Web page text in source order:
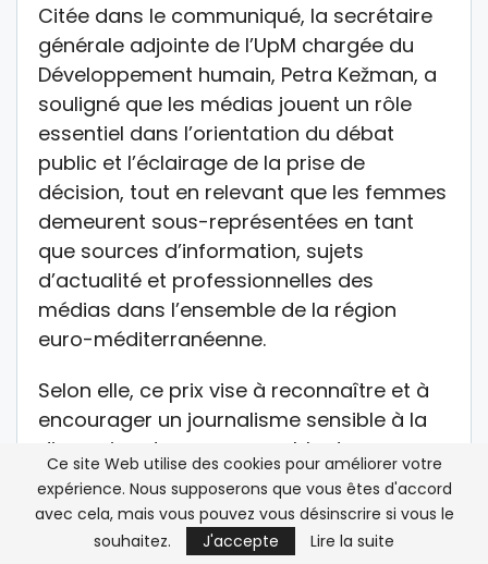
Citée dans le communiqué, la secrétaire
générale adjointe de l’UpM chargée du
Développement humain, Petra Kežman, a
souligné que les médias jouent un rôle
essentiel dans l’orientation du débat
public et l’éclairage de la prise de
décision, tout en relevant que les femmes
demeurent sous-représentées en tant
que sources d’information, sujets
d’actualité et professionnelles des
médias dans l’ensemble de la région
euro-méditerranéenne.
Selon elle, ce prix vise à reconnaître et à
encourager un journalisme sensible à la
dimension de genre, capable de
promouvoir la diversité des voix, de
remettre en cause les récits
préjudiciables et de renforcer la
Ce site Web utilise des cookies pour améliorer votre
expérience. Nous supposerons que vous êtes d'accord
avec cela, mais vous pouvez vous désinscrire si vous le
souhaitez.
J'accepte Lire la suite